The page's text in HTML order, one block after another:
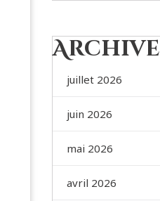
Archive
juillet 2026
juin 2026
mai 2026
avril 2026